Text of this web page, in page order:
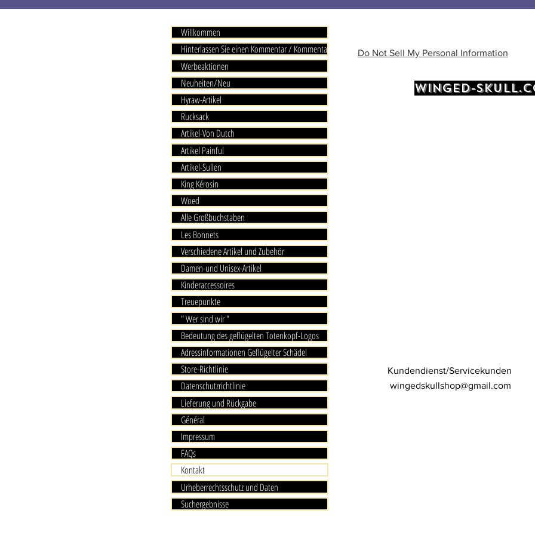
Willkommen
Hinterlassen Sie einen Kommentar / Kommentare
Werbeaktionen
Neuheiten/Neu
Hyraw-Artikel
Rucksack
Artikel-Von Dutch
Artikel Painful
Artikel-Sullen
King Kérosin
Woed
Alle Großbuchstaben
Les Bonnets
Verschiedene Artikel und Zubehör
Damen-und Unisex-Artikel
Kinderaccessoires
Treuepunkte
" Wer sind wir "
Bedeutung des geflügelten Totenkopf-Logos
Adressinformationen Geflügelter Schädel
Store-Richtlinie
Datenschutzrichtlinie
Lieferung und Rückgabe
Général
Impressum
FAQs
Kontakt
Urheberrechtsschutz und Daten
Suchergebnisse
Do Not Sell My Personal Information
WINGED-
Kundendienst/Servicekunden
wingedskullshop@gmail.com